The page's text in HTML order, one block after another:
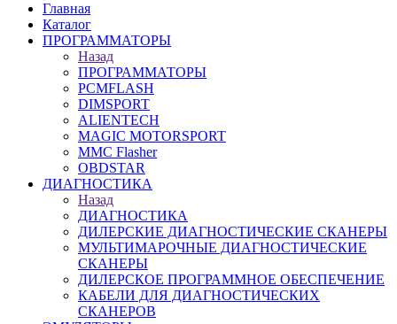
Главная
Каталог
ПРОГРАММАТОРЫ
Назад
ПРОГРАММАТОРЫ
PCMFLASH
DIMSPORT
ALIENTECH
MAGIC MOTORSPORT
MMC Flasher
OBDSTAR
ДИАГНОСТИКА
Назад
ДИАГНОСТИКА
ДИЛЕРСКИЕ ДИАГНОСТИЧЕСКИЕ СКАНЕРЫ
МУЛЬТИМАРОЧНЫЕ ДИАГНОСТИЧЕСКИЕ
СКАНЕРЫ
ДИЛЕРСКОЕ ПРОГРАММНОЕ ОБЕСПЕЧЕНИЕ
КАБЕЛИ ДЛЯ ДИАГНОСТИЧЕСКИХ
СКАНЕРОВ